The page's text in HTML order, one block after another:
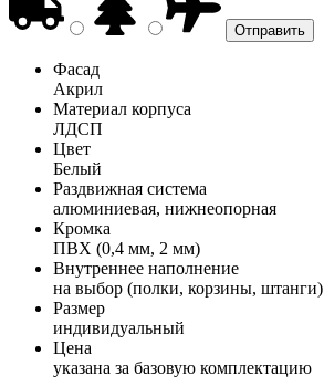
Фасад
Акрил
Материал корпуса
ЛДСП
Цвет
Белый
Раздвижная система
алюминиевая, нижнеопорная
Кромка
ПВХ (0,4 мм, 2 мм)
Внутреннее наполнение
на выбор (полки, корзины, штанги)
Размер
индивидуальный
Цена
указана за базовую комплектацию